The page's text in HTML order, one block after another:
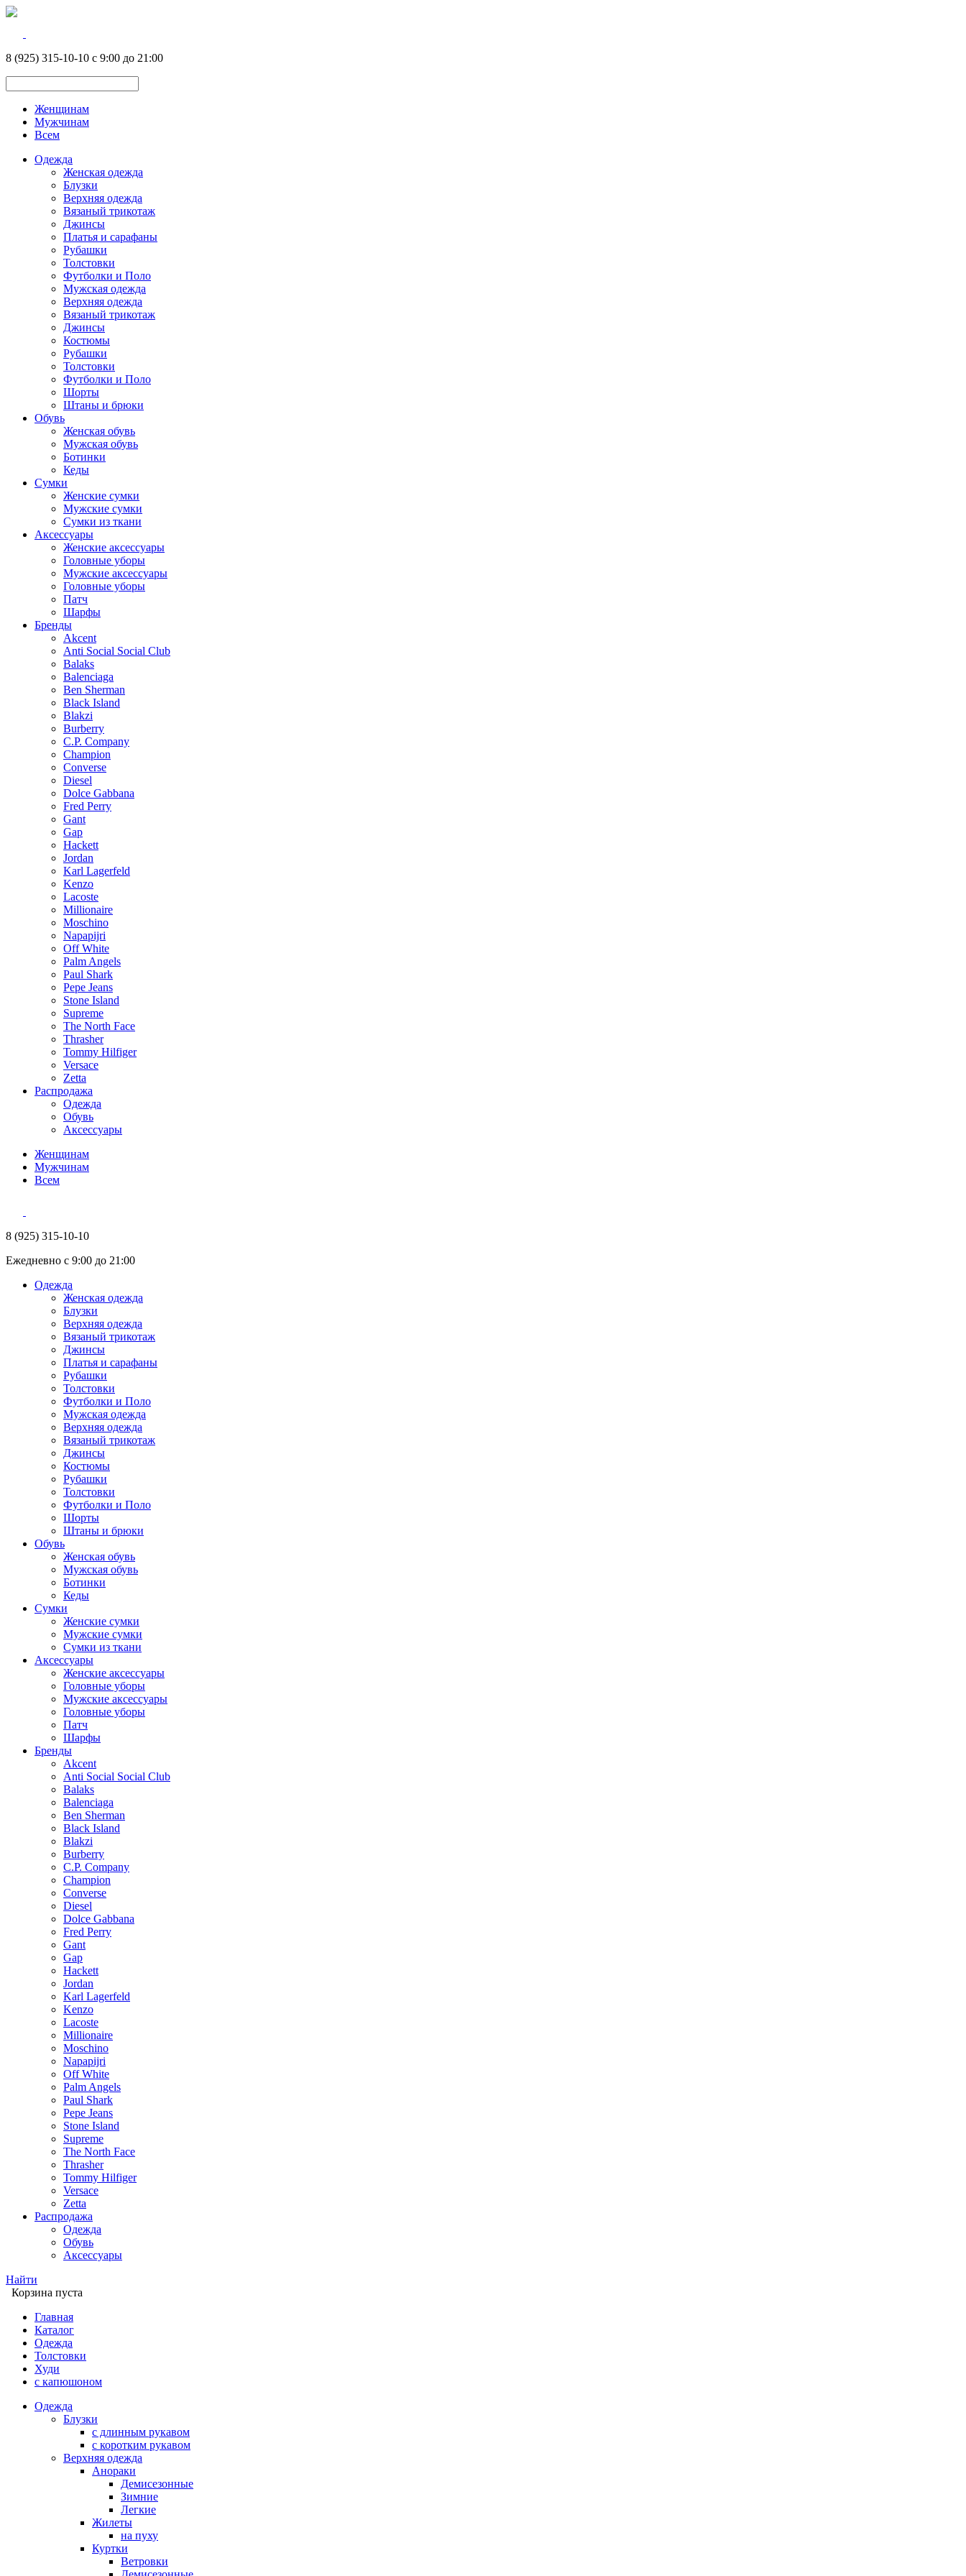
8 (925) 315-10-10 с 9:00 до 21:00
Женщинам
Мужчинам
Всем
Одежда
Женская одежда
Блузки
Верхняя одежда
Вязаный трикотаж
Джинсы
Платья и сарафаны
Рубашки
Толстовки
Футболки и Поло
Мужская одежда
Верхняя одежда
Вязаный трикотаж
Джинсы
Костюмы
Рубашки
Толстовки
Футболки и Поло
Шорты
Штаны и брюки
Обувь
Женская обувь
Мужская обувь
Ботинки
Кеды
Сумки
Женские сумки
Мужские сумки
Сумки из ткани
Аксессуары
Женские аксессуары
Головные уборы
Мужские аксессуары
Головные уборы
Патч
Шарфы
Бренды
Akcent
Anti Social Social Club
Balaks
Balenciaga
Ben Sherman
Black Island
Blakzi
Burberry
C.P. Company
Champion
Converse
Diesel
Dolce Gabbana
Fred Perry
Gant
Gap
Hackett
Jordan
Karl Lagerfeld
Kenzo
Lacoste
Millionaire
Moschino
Napapijri
Off White
Palm Angels
Paul Shark
Pepe Jeans
Stone Island
Supreme
The North Face
Thrasher
Tommy Hilfiger
Versace
Zetta
Распродажа
Одежда
Обувь
Аксессуары
Женщинам
Мужчинам
Всем
8 (925) 315-10-10
Ежедневно с 9:00 до 21:00
Одежда
Женская одежда
Блузки
Верхняя одежда
Вязаный трикотаж
Джинсы
Платья и сарафаны
Рубашки
Толстовки
Футболки и Поло
Мужская одежда
Верхняя одежда
Вязаный трикотаж
Джинсы
Костюмы
Рубашки
Толстовки
Футболки и Поло
Шорты
Штаны и брюки
Обувь
Женская обувь
Мужская обувь
Ботинки
Кеды
Сумки
Женские сумки
Мужские сумки
Сумки из ткани
Аксессуары
Женские аксессуары
Головные уборы
Мужские аксессуары
Головные уборы
Патч
Шарфы
Бренды
Akcent
Anti Social Social Club
Balaks
Balenciaga
Ben Sherman
Black Island
Blakzi
Burberry
C.P. Company
Champion
Converse
Diesel
Dolce Gabbana
Fred Perry
Gant
Gap
Hackett
Jordan
Karl Lagerfeld
Kenzo
Lacoste
Millionaire
Moschino
Napapijri
Off White
Palm Angels
Paul Shark
Pepe Jeans
Stone Island
Supreme
The North Face
Thrasher
Tommy Hilfiger
Versace
Zetta
Распродажа
Одежда
Обувь
Аксессуары
Найти
Корзина пуста
Главная
Каталог
Одежда
Толстовки
Худи
с капюшоном
Одежда
Блузки
с длинным рукавом
с коротким рукавом
Верхняя одежда
Анораки
Демисезонные
Зимние
Легкие
Жилеты
на пуху
Куртки
Ветровки